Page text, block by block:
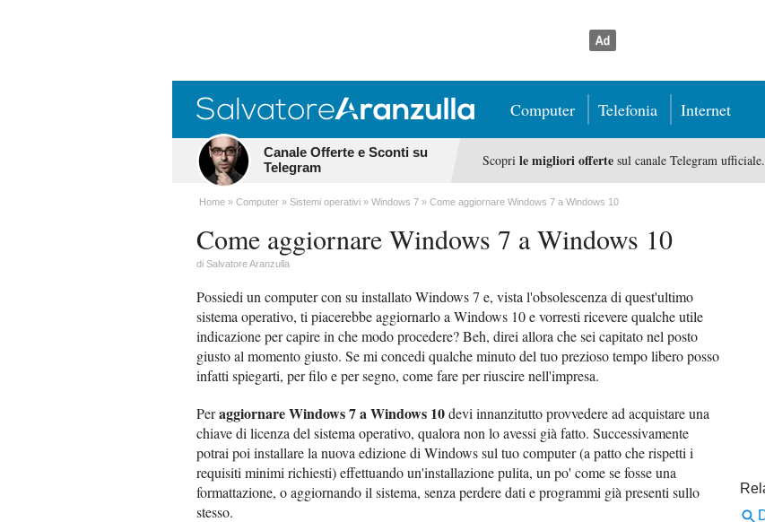
Computer Telefonia Internet
Canale Offerte e Sconti su
Telegram
Scopri le migliori offertesul canale Telegram ufficiale.
Home Computer Sistemi operativi Windows 7 Come aggiornare Windows 7 a Windows 10
Come aggiornare Windows 7 a Windows 10
di Salvatore Aranzulla
Possiedi un computer con su installato Windows 7 e, vista l'obsolescenza di quest'ultimo
sistema operativo, ti piacerebbe aggiornarlo a Windows 10 e vorresti ricevere qualche utile
indicazione per capire in che modo procedere? Beh, direi allora che sei capitato nel posto
giusto al momento giusto. Se mi concedi qualche minuto del tuo prezioso tempo libero posso
infatti spiegarti, per filo e per segno, come fare per riuscire nell'impresa.
Peraggiornare Windows 7 a Windows 10devi innanzitutto provvedere ad acquistare una
chiave di licenza del sistema operativo, qualora non lo avessi già fatto. Successivamente
potrai poi installare la nuova edizione di Windows sul tuo computer (a patto che rispetti i
requisiti minimi richiesti) effettuando un'installazione pulita, un po' come se fosse una
formattazione, o aggiornando il sistema, senza perdere dati e programmi già presenti sullo
stesso.